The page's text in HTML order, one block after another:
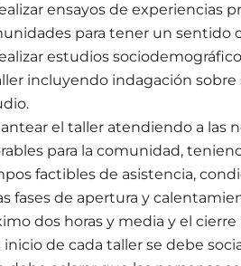
ensayos de experiencias
para tener un sentido
estudios
incluyendo indagación
el taller atendiendo a las
para la comunidad,
factibles de asistencia,
fases de apertura y
dos horas y media y el
inicio de cada taller se debe